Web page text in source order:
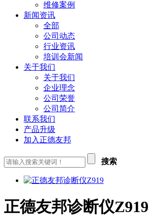
维修案例
新闻资讯
全部
公司动态
行业资讯
培训会新闻
关于我们
关于我们
企业理念
公司荣誉
公司简介
联系我们
产品升级
加入正德友邦
搜索
正德友邦诊断仪Z919